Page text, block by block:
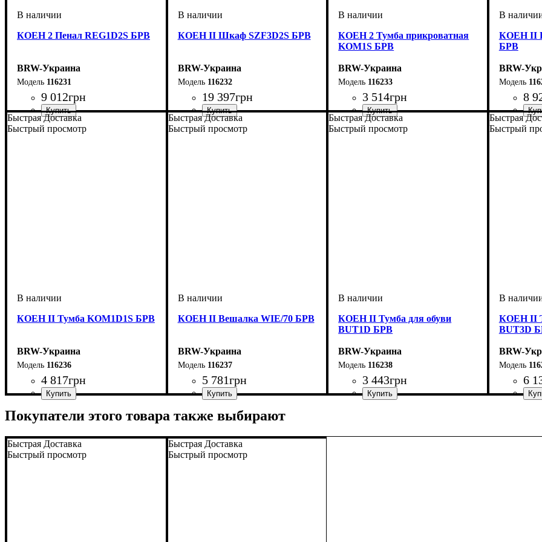
КОЕН 2 Пенал REG1D2S БРВ
BRW-Украина
116231
9 012грн
ширина, мм: 585
высота, мм: 2005
глубина, мм: 400
КОЕН II Шкаф SZF3D2S БРВ
BRW-Украина
116232
19 397грн
ширина, мм: 1635
высота, мм: 2080
глубина, мм: 565
КОЕН 2 Тумба прикроватная
KOM1S БРВ
BRW-Украина
116233
3 514грн
ширина, мм: 445
высота, мм: 585
глубина, мм: 400
КОЕН II
БРВ
BRW-
8
ширина,
высота,
глубина,
Быстрая Доставка
Быстрый просмотр
КОЕН II Тумба KOM1D1S БРВ
BRW-Украина
116236
4 817грн
Быстрая Доставка
Быстрый просмотр
КОЕН II Вешалка WIE/70 БРВ
BRW-Украина
116237
5 781грн
Быстрая Доставка
Быстрый просмотр
КОЕН II Тумба для обуви
BUT1D БРВ
BRW-Украина
116238
3 443грн
Быстрая
Быстрый
КОЕН II
BUT3D
BRW-
6
Покупатели этого товара также выбирают
Быстрая Доставка
Быстрый просмотр
Быстрая Доставка
Быстрый просмотр